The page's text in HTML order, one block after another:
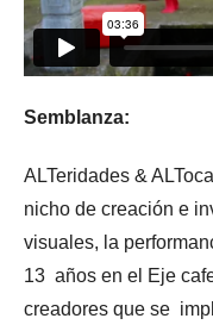
Semblanza:
ALTeridades &
nicho de creación e
visuales, la
13 años en el Eje
creadores que se